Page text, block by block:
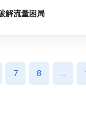
解流量困局
7 8 ...